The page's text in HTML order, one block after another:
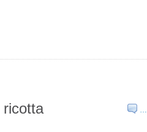
…
ricotta